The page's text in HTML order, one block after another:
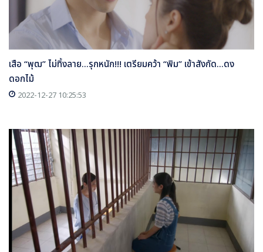
เสือ “พุฒ” ไม่ทิ้งลาย...รุกหนัก!!! เตรียมคว้า “พิม” เข้าสังกัด...ดง
ดอกไม้
2022-12-27 10:25:53